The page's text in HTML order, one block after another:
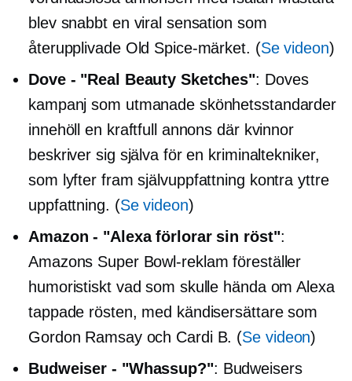
blev snabbt en viral sensation som
återupplivade Old Spice-märket. (Se videon)
Dove - "Real Beauty Sketches": Doves
kampanj som utmanade skönhetsstandarder
innehöll en kraftfull annons där kvinnor
beskriver sig själva för en kriminaltekniker,
som lyfter framsjälvuppfattning kontra yttre
uppfattning. (Se videon)
Amazon - "Alexa förlorar sin röst":
Amazons Super Bowl-reklam föreställer
humoristiskt vad som skulle hända om Alexa
tappade rösten, med kändisersättare som
Gordon Ramsay och Cardi B. (Se videon)
Budweiser - "Whassup?": Budweisers